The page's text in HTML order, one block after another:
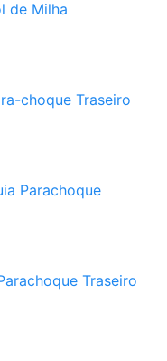
de Milha
choque Traseiro
Parachoque
Traseiro